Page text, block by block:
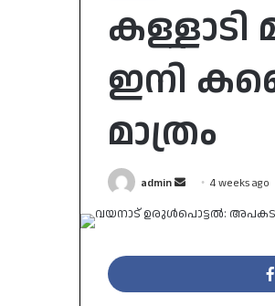
കള്ളാടി
ഇനി
മാത്രം
admin
Send 4 weeks ago